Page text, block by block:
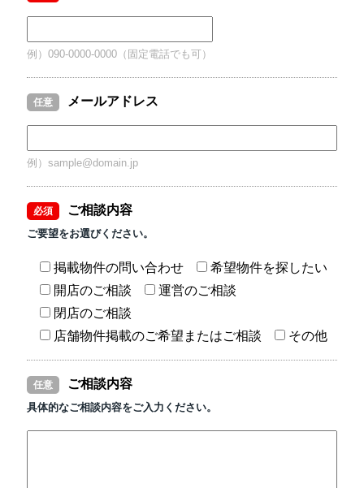
例）090-0000-0000（固定電話でも可）
任意 メールアドレス
例）sample@domain.jp
必須 ご相談内容
ご要望をお選びください。
掲載物件の問い合わせ
希望物件を探したい
開店のご相談
運営のご相談
閉店のご相談
店舗物件掲載のご希望またはご相談
その他
任意 ご相談内容
具体的なご相談内容をご入力ください。